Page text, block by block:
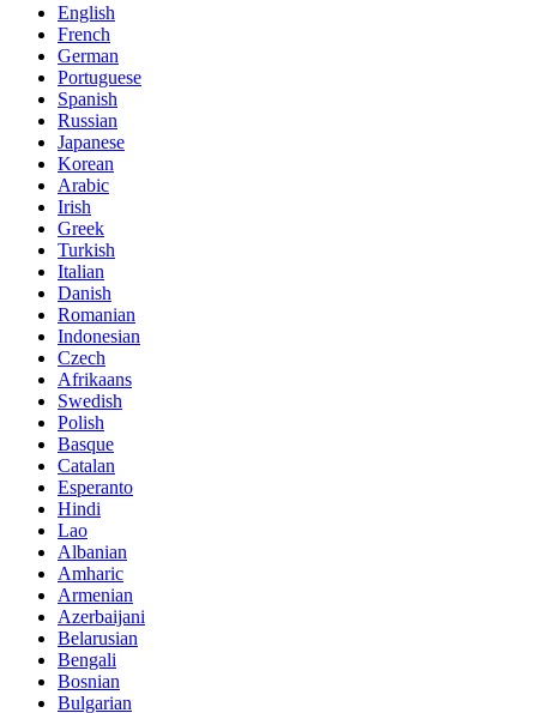
English
French
German
Portuguese
Spanish
Russian
Japanese
Korean
Arabic
Irish
Greek
Turkish
Italian
Danish
Romanian
Indonesian
Czech
Afrikaans
Swedish
Polish
Basque
Catalan
Esperanto
Hindi
Lao
Albanian
Amharic
Armenian
Azerbaijani
Belarusian
Bengali
Bosnian
Bulgarian